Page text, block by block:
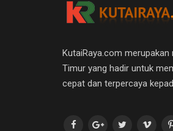
KutaiRaya.com
Timur yang hadir untuk
cepat dan terpercaya